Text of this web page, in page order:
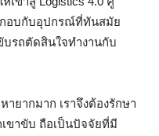
กอบกับอุปกรณ์ที่ทันสมัย
รถตัดสินใจทำงานกับ
ยากมาก เราจึงต้องรักษา
ขาขับ ถือเป็นปัจจัยที่มี